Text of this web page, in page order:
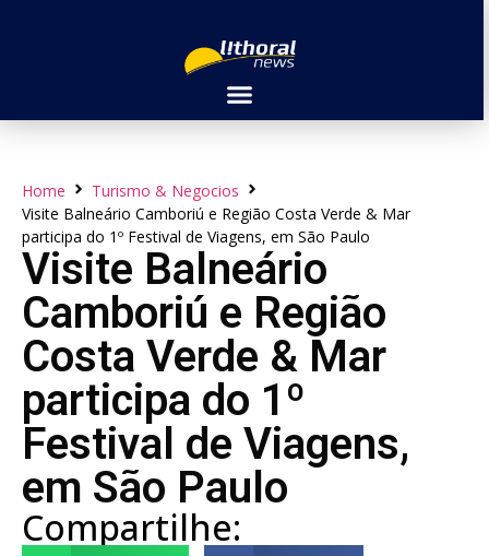
Home
Turismo & Negocios
Visite Balneário Camboriú e Região Costa Verde & Mar
participa do 1º Festival de Viagens, em São Paulo
Visite Balneário
Camboriú e Região
Costa Verde & Mar
participa do 1º
Festival de Viagens,
em São Paulo
Compartilhe: